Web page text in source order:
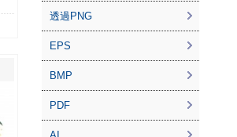
透過PNG
EPS
BMP
PDF